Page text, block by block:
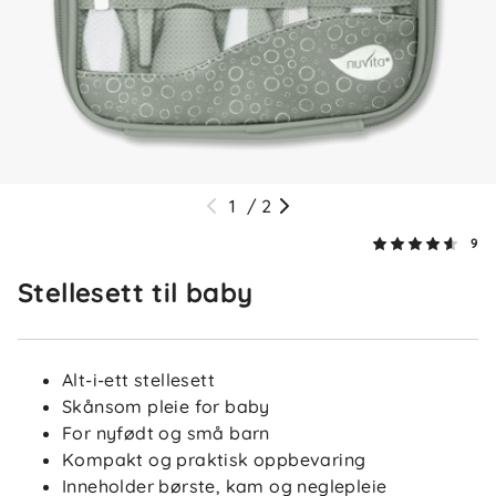
1 / 2
9
Stellesett til baby
Alt-i-ett stellesett
Skånsom pleie for baby
For nyfødt og små barn
Kompakt og praktisk oppbevaring
Inneholder børste, kam og neglepleie
Silje Bekreftet kjøper
SM Sadia M